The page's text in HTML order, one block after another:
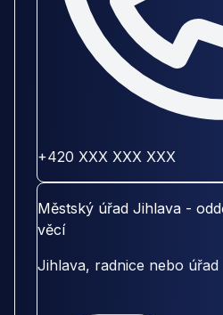
+420 XXX XXX XXX
Městský úřad Jihlava -
věcí
Jihlava, radnice nebo úřad